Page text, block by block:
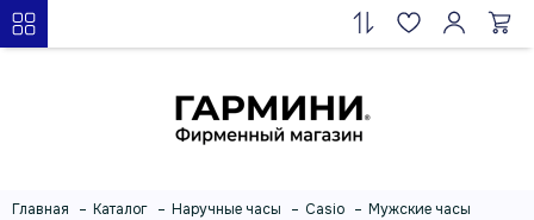
Главная Каталог Наручные часы Casio Мужские часы